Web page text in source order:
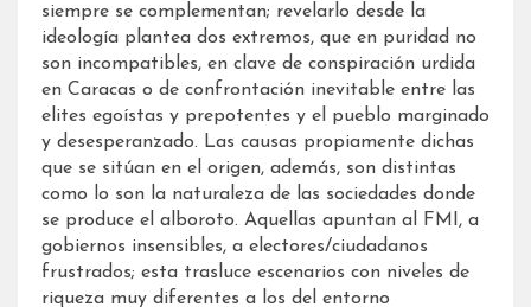
siempre se complementan; revelarlo desde la
ideología plantea dos extremos, que en puridad no
son incompatibles, en clave de conspiración urdida
en Caracas o de confrontación inevitable entre las
elites egoístas y prepotentes y el pueblo marginado
y desesperanzado. Las causas propiamente dichas
que se sitúan en el origen, además, son distintas
como lo son la naturaleza de las sociedades donde
se produce el alboroto. Aquellas apuntan al FMI, a
gobiernos insensibles, a electores/ciudadanos
frustrados; esta trasluce escenarios con niveles de
riqueza muy diferentes a los del entorno